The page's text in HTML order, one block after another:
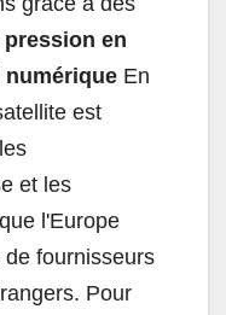
pression en
numérique En
est
et les
l'Europe
fournisseurs
Pour